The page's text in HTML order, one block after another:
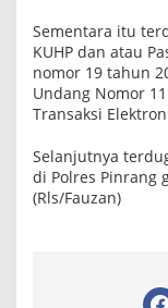
Sementara itu
KUHP dan atau
nomor 19 tahun
Undang Nomor
Transaksi
Selanjutnya
di Polres Pinrang
(Rls/Fauzan)